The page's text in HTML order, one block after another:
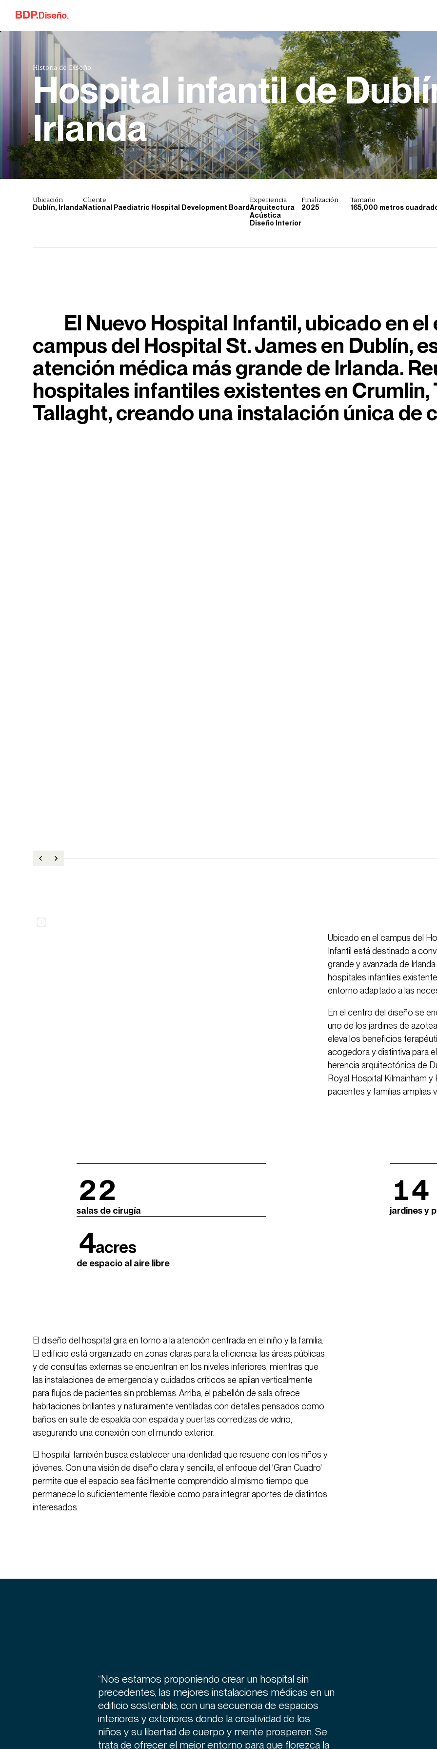
Skip to content
Diseño.
Historia de Diseño.
Hospital infantil de
Irlanda
Ubicación
Dublín, Irlanda
Cliente
National Paediatric Hospital Development Board
Experiencia
Arquitectura
Acústica
Diseño Interior
Finalización
2025
Tamaño
165,000 metros
El Nuevo Hospital Infantil, ubicado en
campus del Hospital St. James en Dublín,
atención médica más grande de Irlanda.
hospitales infantiles existentes en Crumlin,
Tallaght, creando una instalación única de
Ubicado en el campus del
Infantil está destinado a
grande y avanzada de
hospitales infantiles
entorno adaptado a las
En el centro del diseño se
uno de los jardines de
eleva los beneficios
acogedora y distintiva para
herencia arquitectónica de
Royal Hospital Kilmainham
pacientes y familias amplias
22
salas de cirugía
14
jardines y
4acres
de espacio al aire libre
El diseño del hospital gira en torno a la atención centrada en el niño y la familia.
El edificio está organizado en zonas claras para la eficiencia: las áreas públicas
y de consultas externas se encuentran en los niveles inferiores, mientras que
las instalaciones de emergencia y cuidados críticos se apilan verticalmente
para flujos de pacientes sin problemas. Arriba, el pabellón de sala ofrece
habitaciones brillantes y naturalmente ventiladas con detalles pensados como
baños en suite de espalda con espalda y puertas corredizas de vidrio,
asegurando una conexión con el mundo exterior.
El hospital también busca establecer una identidad que resuene con los niños y
jóvenes. Con una visión de diseño clara y sencilla, el enfoque del 'Gran Cuadro'
permite que el espacio sea fácilmente comprendido al mismo tiempo que
permanece lo suficientemente flexible como para integrar aportes de distintos
interesados.
“Nos estamos proponiendo crear un hospital sin
precedentes, las mejores instalaciones médicas en un
edificio sostenible, con una secuencia de espacios
interiores y exteriores donde la creatividad de los
niños y su libertad de cuerpo y mente prosperen. Se
trata de ofrecer el mejor entorno para que florezca la